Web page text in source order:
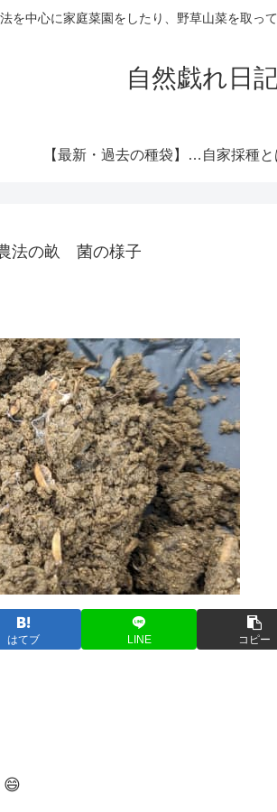
を中心に家庭菜園をしたり、野草山菜を取っ
自然戯れ日
【最新・過去の種袋】ダイソーの種一覧まとめ！発売時期・全種類・栽培記録歴代リンク集
法の畝 菌の様子
はてブ LINE コピー
😄